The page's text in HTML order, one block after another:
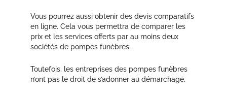
Vous pourrez aussi obtenir des devis comparatifs
en ligne. Cela vous permettra de comparer les
prix et les services offerts par au moins deux
sociétés de pompes funèbres.
Toutefois, les entreprises des pompes funèbres
n’ont pas le droit de s’adonner au démarchage.